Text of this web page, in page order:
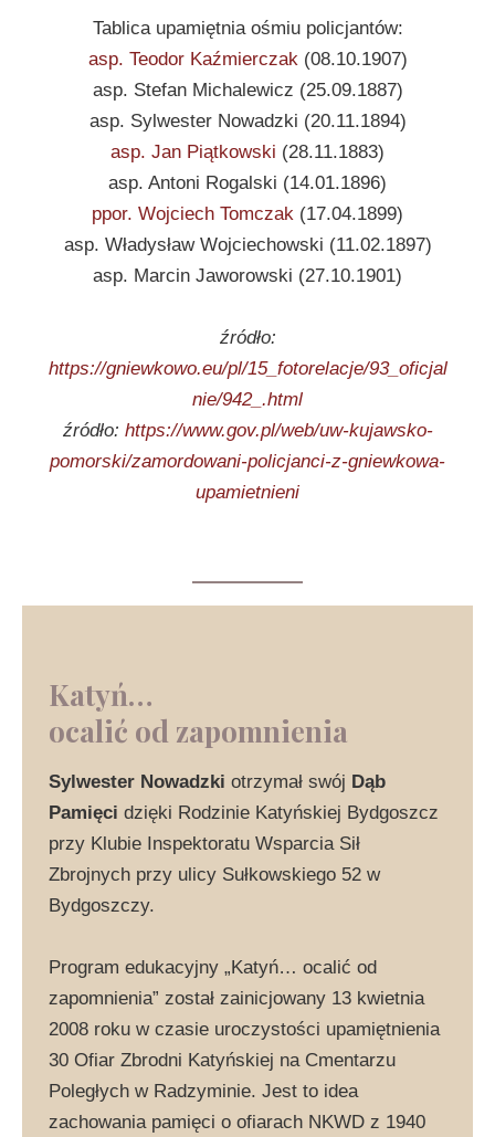
Tablica upamiętnia ośmiu policjantów:
asp. Teodor Kaźmierczak(08.10.1907)
asp. Stefan Michalewicz (25.09.1887)
asp. Sylwester Nowadzki (20.11.1894)
asp. Jan Piątkowski (28.11.1883)
asp. Antoni Rogalski (14.01.1896)
ppor. Wojciech Tomczak (17.04.1899)
asp. Władysław Wojciechowski (11.02.1897)
asp. Marcin Jaworowski (27.10.1901)
źródło:
https://gniewkowo.eu/pl/15_fotorelacje/93_oficjal
nie/942_.html
źródło: https://www.gov.pl/web/uw-kujawsko-
pomorski/zamordowani-policjanci-z-gniewkowa-
upamietnieni
Katyń…
ocalić od zapomnienia
Sylwester Nowadzki otrzymał swój Dąb
Pamięci dzięki Rodzinie Katyńskiej Bydgoszcz
przy Klubie Inspektoratu Wsparcia Sił
Zbrojnych przy ulicy Sułkowskiego 52 w
Bydgoszczy.
Program edukacyjny „Katyń… ocalić od
zapomnienia” został zainicjowany 13 kwietnia
2008 roku w czasie uroczystości upamiętnienia
30 Ofiar Zbrodni Katyńskiej na Cmentarzu
Poległych w Radzyminie. Jest to idea
zachowania pamięci o ofiarach NKWD z 1940